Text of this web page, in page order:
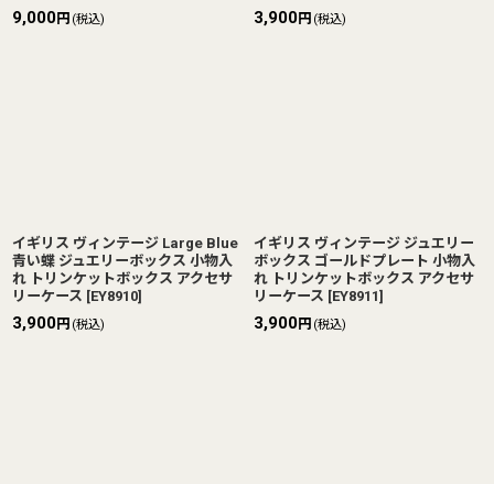
9,000円 (税込) 3,900円 (税込)
イギリス ヴィンテージ Large Blue
青い蝶 ジュエリーボックス 小物入
れ トリンケットボックス アクセサ
リーケース [EY8910]
3,900円 (税込)
イギリス ヴィンテージ ジュエリー
ボックス ゴールドプレート 小物入
れ トリンケットボックス アクセサ
リーケース [EY8911]
3,900円 (税込)